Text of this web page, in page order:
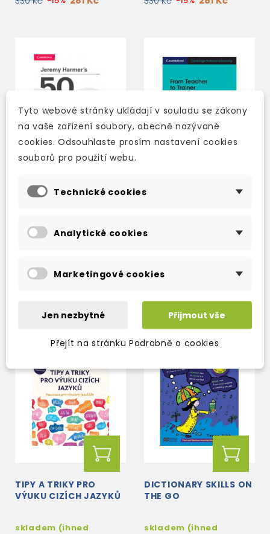
ACTIVITIES
370 Kč -15% 315 Kč 1 060 Kč
TIPY A TRIKY PRO
VÝUKU CIZÍCH JAZYKŮ
skladem (ihned
DICTIONARY SKILLS ON
THE GO
skladem (ihned
Tyto webové stránky ukládají v souladu se zákony
na vaše zařízení soubory, obecně nazývané
cookies. Odsouhlaste prosím nastavení cookies
souborů pro použití webu.
Technické cookies
Analytické cookies
Marketingové cookies
Jen nezbytné Přijmout vše
Přejít na stránku Podrobně o cookies